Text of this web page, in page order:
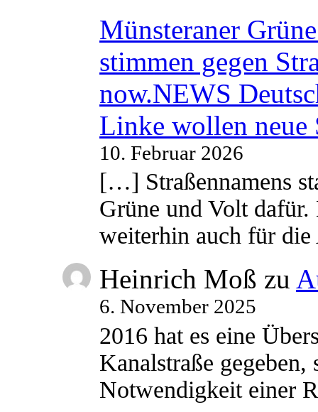
Münsteraner
stimmen gegen
now.NEWS
Linke wollen neue
10. Februar 2026
[…] Straßennamens
Grüne und Volt
weiterhin auch für
Heinrich Moß zu
6. November 2025
2016 hat es eine
Kanalstraße
Notwendigkeit einer